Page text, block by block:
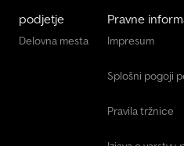
podjetje
Delovna mesta
Pravne
Impresum
Splošni pogoji
Pravila tržnice